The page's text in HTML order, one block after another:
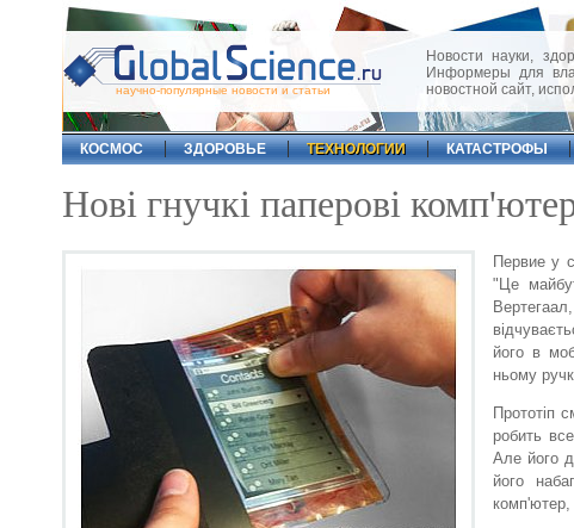
научно-популярные новости и статьи
Новости науки,
Информеры для
новостной сайт,
КОСМОС
ЗДОРОВЬЕ ТЕХНОЛОГИИ КАТАСТРОФЫ
Нові гнучкі паперові
Первие у
"Це
його в
ньому
Прототіп
робить
Але його
його
комп'ютер,